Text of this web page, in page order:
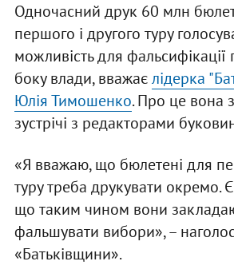
Одночасний друк 60 млн
першого і другого туру
можливість для фальсифікації
боку влади, вважаєлідерка
Юлія Тимошенко. Про це вона
зустрічі з редакторами
«Я вважаю, що бюлетені для
туру треба друкувати окремо.
що таким чином вони
фальшувати вибори», –
«Батьківщини».